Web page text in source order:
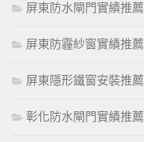
屏東防水閘門實績推薦
屏東防霾紗窗實績推薦
屏東隱形鐵窗安裝推薦
彰化防水閘門實績推薦